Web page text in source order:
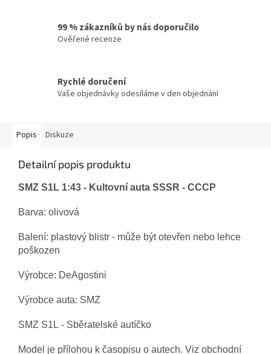
99 % zákazníků by nás doporučilo
Ověřené recenze
Rychlé doručení
Vaše objednávky odesíláme v den objednání
Popis Diskuze
Detailní popis produktu
SMZ S1L 1:43 - Kultovní auta SSSR - CCCP
Barva: olivová
Balení: plastový blistr - může být otevřen nebo lehce
poškozen
Výrobce: DeAgostini
Výrobce auta: SMZ
SMZ S1L - Sběratelské autíčko
Model je přílohou k časopisu o autech. Viz obchodní